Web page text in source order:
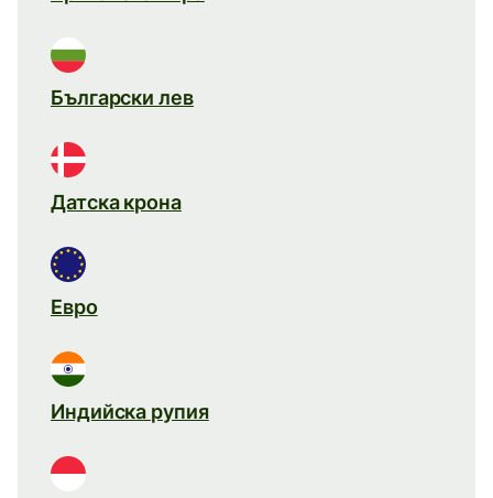
Български лев
Датска крона
Евро
Индийска рупия